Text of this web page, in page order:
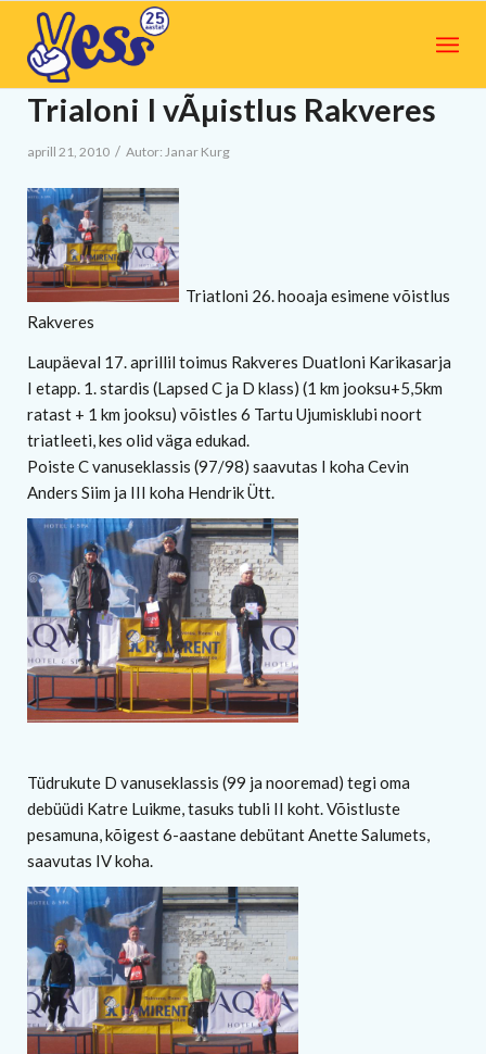
Trialoni I vÃµistlus Rakveres
aprill 21, 2010 / Autor: Janar Kurg
Triatloni 26. hooaja esimene võistlus
Rakveres
Laupäeval 17. aprillil toimus Rakveres Duatloni Karikasarja
I etapp. 1. stardis (Lapsed C ja D klass) (1 km jooksu+5,5km
ratast + 1 km jooksu) võistles 6 Tartu Ujumisklubi noort
triatleeti, kes olid väga edukad.
Poiste C vanuseklassis (97/98) saavutas I koha Cevin
Anders Siim ja III koha Hendrik Ütt.
Tüdrukute D vanuseklassis (99 ja nooremad) tegi oma
debüüdi Katre Luikme, tasuks tubli II koht. Võistluste
pesamuna, kõigest 6-aastane debütant Anette Salumets,
saavutas IV koha.